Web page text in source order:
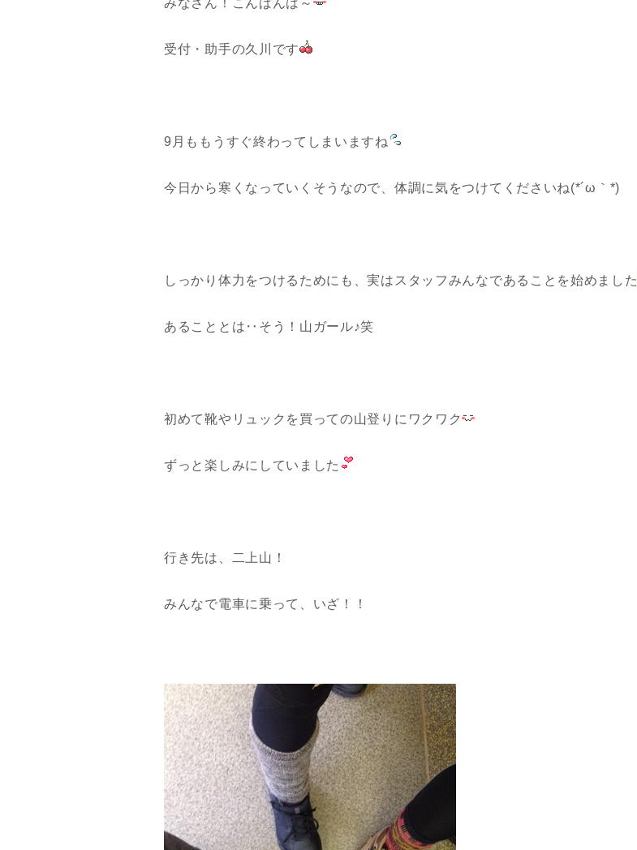
受付・助手の久川です
9月ももうすぐ終わってしまいますね
今日から寒くなっていくそうなので、体調に気をつけてくださいね(*´ω｀*)
しっかり体力をつけるためにも、実はスタッフみんなであることを始めました
あることとは‥そう！山ガール♪笑
初めて靴やリュックを買っての山登りにワクワク
ずっと楽しみにしていました
行き先は、二上山！
みんなで電車に乗って、いざ！！